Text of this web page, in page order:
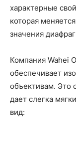
характерные
которая
значения
Компания Wahei
обеспечивает
объективам. Это
дает слегка
вид: